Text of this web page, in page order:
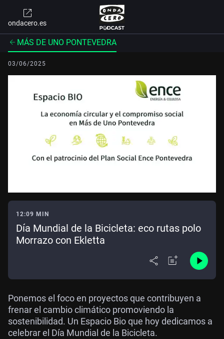
ondacero.es
MÁS DE UNO PONTEVEDRA
03/06/2025
12:09 MIN
Día Mundial de la Bicicleta: eco rutas polo
Morrazo con Ekletta
Ponemos el foco en proyectos que contribuyen a
frenar el cambio climático promoviendo la
sostenibilidad. Un Espacio Bio que hoy dedicamos a
celebrar el Día Mundial de la Bicicleta.